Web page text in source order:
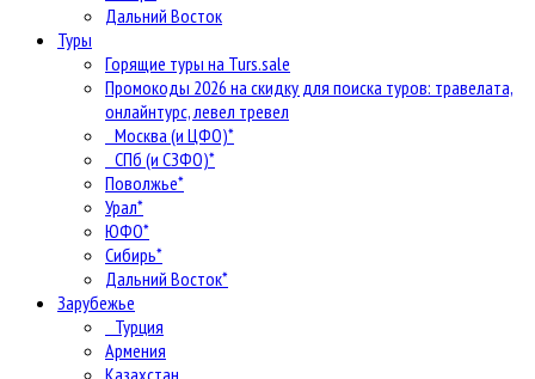
Дальний Восток
Туры
Горящие туры на Turs.sale
Промокоды 2026 на скидку для поиска туров: травелата,
онлайнтурс, левел тревел
Москва (и ЦФО)*
СПб (и СЗФО)*
Поволжье*
Урал*
ЮФО*
Сибирь*
Дальний Восток*
Зарубежье
Турция
Армения
Казахстан